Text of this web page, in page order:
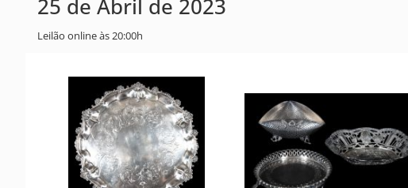
25 de Abril de 2023
Leilão online às 20:00h